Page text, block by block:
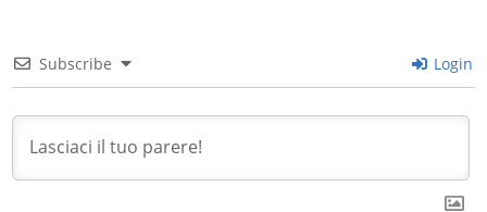
Subscribe Login